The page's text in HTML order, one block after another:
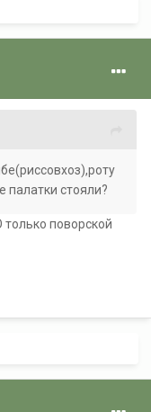
стояли?
поворской